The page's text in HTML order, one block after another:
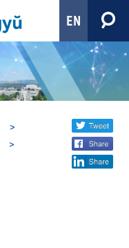
EN
Share
social